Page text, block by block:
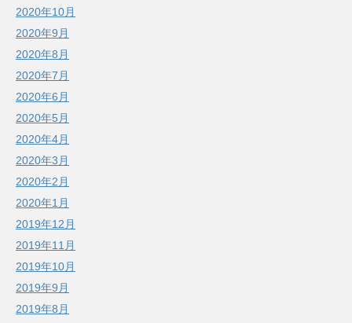
2020年10月
2020年9月
2020年8月
2020年7月
2020年6月
2020年5月
2020年4月
2020年3月
2020年2月
2020年1月
2019年12月
2019年11月
2019年10月
2019年9月
2019年8月